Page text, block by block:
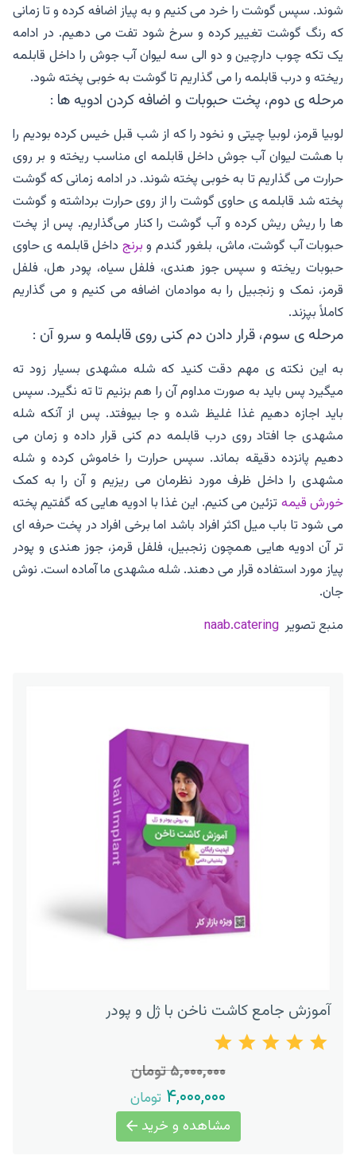
شوند. سپس گوشت را خرد می کنیم و به پیاز اضافه کرده و تا زمانی
که رنگ گوشت تغییر کرده و سرخ شود تفت می دهیم. در ادامه
یک تکه چوب دارچین و دو الی سه لیوان آب جوش را داخل قابلمه
ریخته و درب قابلمه را می گذاریم تا گوشت به خوبی پخته شود.
مرحله ی دوم، پخت حبوبات و اضافه کردن ادویه ها :
لوبیا قرمز، لوبیا چیتی و نخود را که از شب قبل خیس کرده بودیم را
با هشت لیوان آب جوش داخل قابلمه ای مناسب ریخته و بر روی
حرارت می گذاریم تا به خوبی پخته شوند. در ادامه زمانی که گوشت
پخته شد قابلمه ی حاوی گوشت را از روی حرارت برداشته و گوشت
ها را ریش ریش کرده و آب گوشت را کنار می‌گذاریم. پس از پخت
حبوبات آب گوشت، ماش، بلغور گندم وبرنج داخل قابلمه ی حاوی
حبوبات ریخته و سپس جوز هندی، فلفل سیاه، پودر هل، فلفل
قرمز، نمک و زنجبیل را به موادمان اضافه می کنیم و می گذاریم
کاملاً بپزند.
مرحله ی سوم، قرار دادن دم کنی روی قابلمه و سرو آن :
به این نکته ی مهم دقت کنید که شله مشهدی بسیار زود ته
میگیرد پس باید به صورت مداوم آن را هم بزنیم تا ته نگیرد. سپس
باید اجازه دهیم غذا غلیظ شده و جا بیوفتد. پس از آنکه شله
مشهدی جا افتاد روی درب قابلمه دم کنی قرار داده و زمان می
دهیم پانزده دقیقه بماند. سپس حرارت را خاموش کرده و شله
مشهدی را داخل ظرف مورد نظرمان می ریزیم و آن را به کمک
خورش قیمه تزئین می کنیم. این غذا با ادویه هایی که گفتیم پخته
می شود تا باب میل اکثر افراد باشد اما برخی افراد در پخت حرفه ای
تر آن ادویه هایی همچون زنجبیل، فلفل قرمز، جوز هندی و پودر
پیاز مورد استفاده قرار می دهند. شله مشهدی ما آماده است. نوش
جان.
منبع تصویر naab.catering
آموزش جامع کاشت ناخن با ژل و پودر
۵,۰۰۰,۰۰۰ تومان
۴,۰۰۰,۰۰۰ تومان
مشاهده و خرید